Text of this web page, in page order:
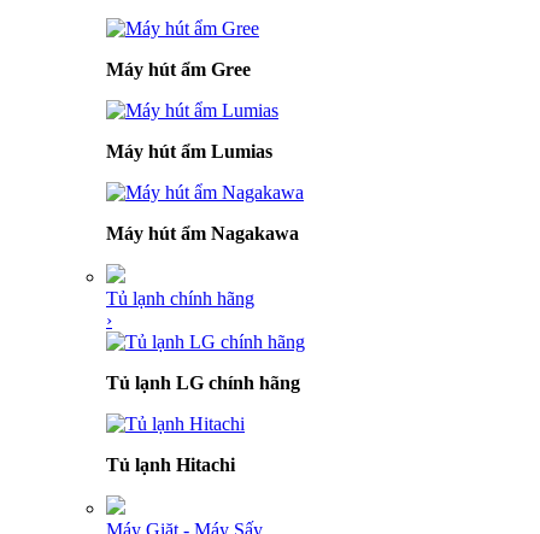
Máy hút ẩm Gree
Máy hút ẩm Lumias
Máy hút ẩm Nagakawa
Tủ lạnh chính hãng
›
Tủ lạnh LG chính hãng
Tủ lạnh Hitachi
Máy Giặt - Máy Sấy